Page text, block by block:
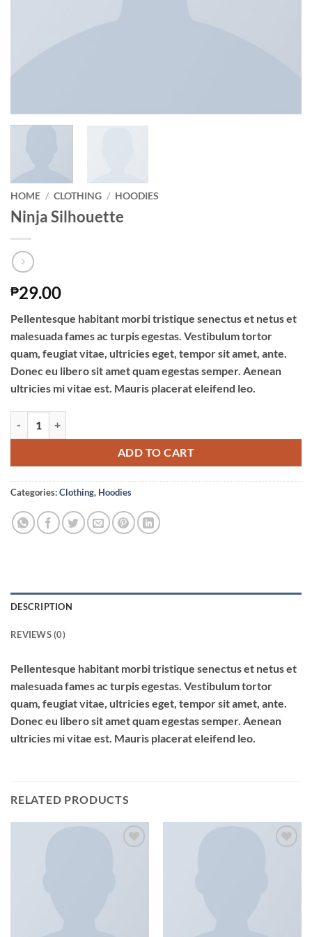
HOME / CLOTHING / HOODIES
Ninja Silhouette
₱29.00
Pellentesque habitant morbi tristique senectus et netus et
malesuada fames ac turpis egestas. Vestibulum tortor
quam, feugiat vitae, ultricies eget, tempor sit amet, ante.
Donec eu libero sit amet quam egestas semper. Aenean
ultricies mi vitae est. Mauris placerat eleifend leo.
ADD TO CART
Categories:Clothing, Hoodies
DESCRIPTION
REVIEWS (0)
Pellentesque habitant morbi tristique senectus et netus et
malesuada fames ac turpis egestas. Vestibulum tortor
quam, feugiat vitae, ultricies eget, tempor sit amet, ante.
Donec eu libero sit amet quam egestas semper. Aenean
ultricies mi vitae est. Mauris placerat eleifend leo.
RELATED PRODUCTS